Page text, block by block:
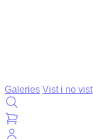
Galeries Vist i no vist